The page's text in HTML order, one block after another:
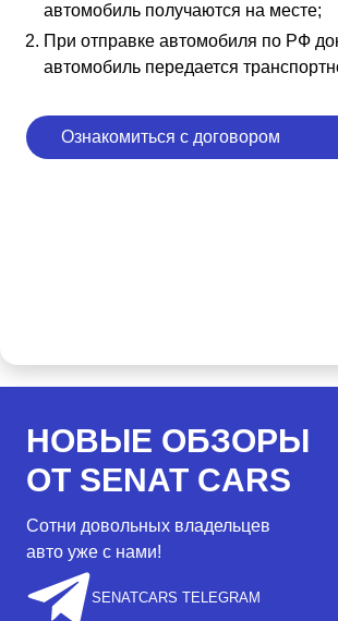
автомобиль получаются на месте;
При отправке автомобиля по РФ
автомобиль передается
Ознакомиться с договором
НОВЫЕ ОБЗОРЫ
ОТ SENAT CARS
Сотни довольных владельцев
авто уже с нами!
SENATCARS TELEGRAM